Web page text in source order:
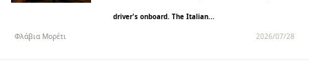
driver's onboard. The Italian...
Φλάβια Μορέτι 2026/07/28